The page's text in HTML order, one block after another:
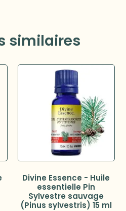
similaires
Divine Essence - Huile
essentielle Pin
Sylvestre sauvage
(Pinus sylvestris) 15 ml